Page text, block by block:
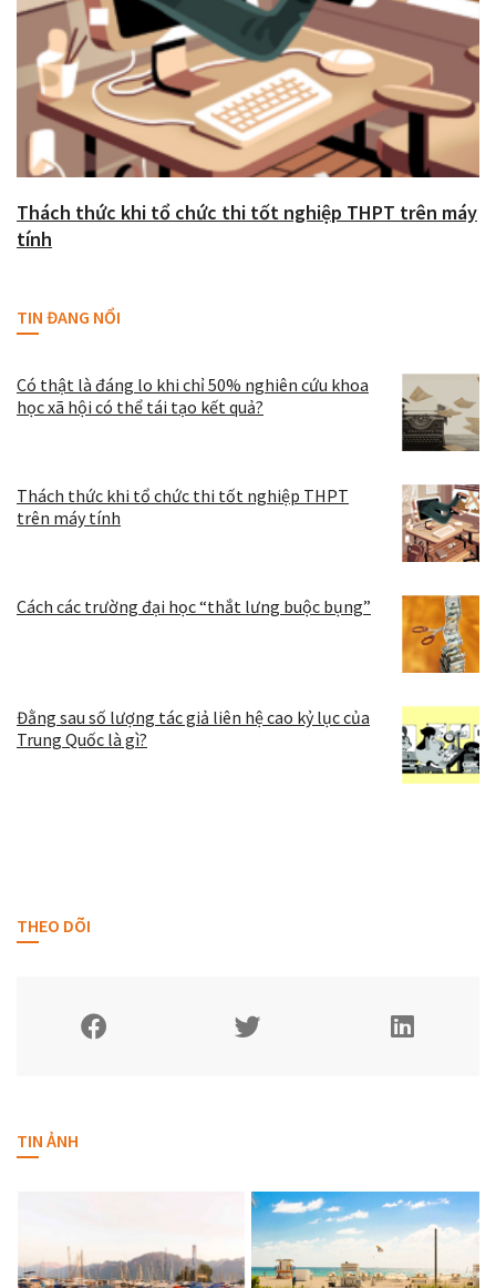
Thách thức khi tổ chức thi tốt nghiệp THPT trên máy
tính
TIN ĐANG NỔI
Có thật là đáng lo khi chỉ 50% nghiên cứu khoa
học xã hội có thể tái tạo kết quả?
Thách thức khi tổ chức thi tốt nghiệp THPT
trên máy tính
Cách các trường đại học “thắt lưng buộc bụng”
Đằng sau số lượng tác giả liên hệ cao kỷ lục của
Trung Quốc là gì?
THEO DÕI
TIN ẢNH